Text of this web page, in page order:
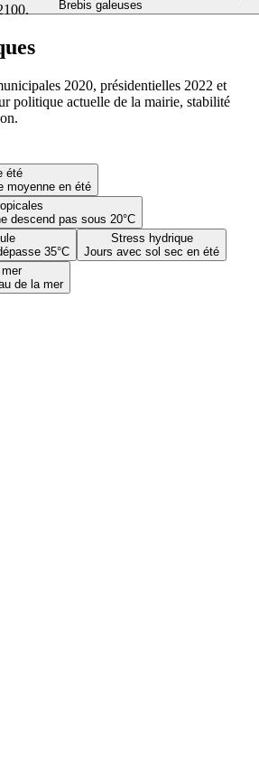
Brebis galeuses
été
moyenne en été
descend pas sous 20°C
35°C
Stress hydrique
Jours avec sol sec en été
de la mer
2020, présidentielles 2022 et
politique actuelle de la mairie, stabilité